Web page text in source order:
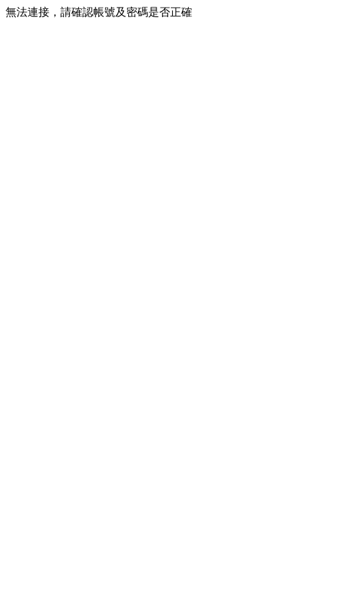
無法連接，請確認帳號及密碼是否正確